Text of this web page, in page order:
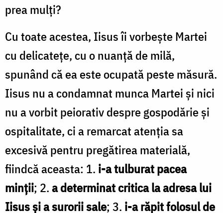
prea mulți?
Cu toate acestea, Iisus îi vorbește Martei
cu delicatețe, cu o nuanță de milă,
spunând că ea este ocupată peste măsură.
Iisus nu a condamnat munca Martei și nici
nu a vorbit peiorativ despre gospodărie și
ospitalitate, ci a remarcat atenția sa
excesivă pentru pregătirea materială,
fiindcă aceasta: 1. i-a tulburat pacea
minții; 2.a determinat critica la adresa lui
Iisus și a surorii sale; 3. i-a răpit folosul de